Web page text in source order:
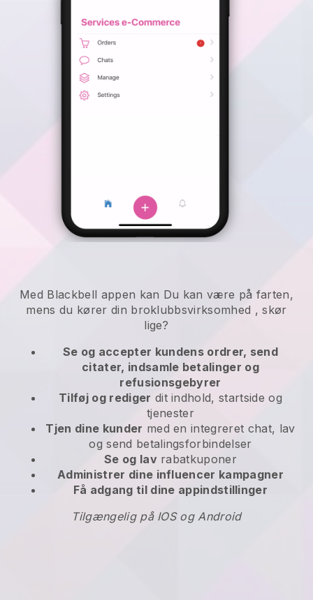
Med Blackbell appen kan Du kan være på farten,
mens du kører din broklubbsvirksomhed , skør
lige?
Se og accepter kundens ordrer, send
citater, indsamle betalinger og
refusionsgebyrer
Tilføj og rediger dit indhold, startside og
tjenester
Tjen dine kunder med en integreret chat, lav
og send betalingsforbindelser
Se og lavrabatkuponer
Administrer dine influencer kampagner
Få adgang til dine appindstillinger
Tilgængelig på IOS og Android